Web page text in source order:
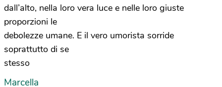
dall’alto, nella loro vera luce e nelle loro giuste
proporzioni le
debolezze umane. E il vero umorista sorride
soprattutto di se
stesso
Marcella